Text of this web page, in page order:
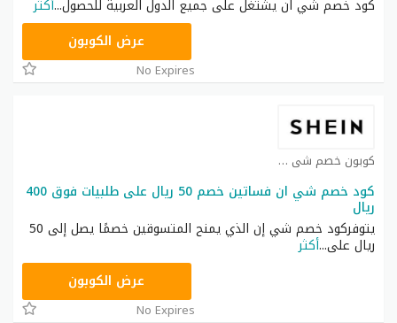
كود خصم شي ان يشتغل على جميع الدول العربية للحصول...أكثر
عرض الكوبون
No Expires
كوبون خصم شي ان كوبون
كود خصم شي ان فساتين خصم 50 ريال على طلبيات فوق 400
ريال
يتوفركود خصم شي إن الذي يمنح المتسوقين خصمًا يصل إلى 50
ريال على...أكثر
عرض الكوبون
No Expires